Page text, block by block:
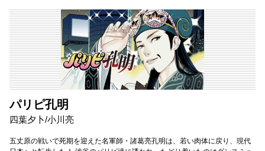
パリピ孔明
四葉夕卜/小川亮
五丈原の戦いで死期を迎えた名軍師・諸葛亮孔明は、若い肉体に戻り、現代